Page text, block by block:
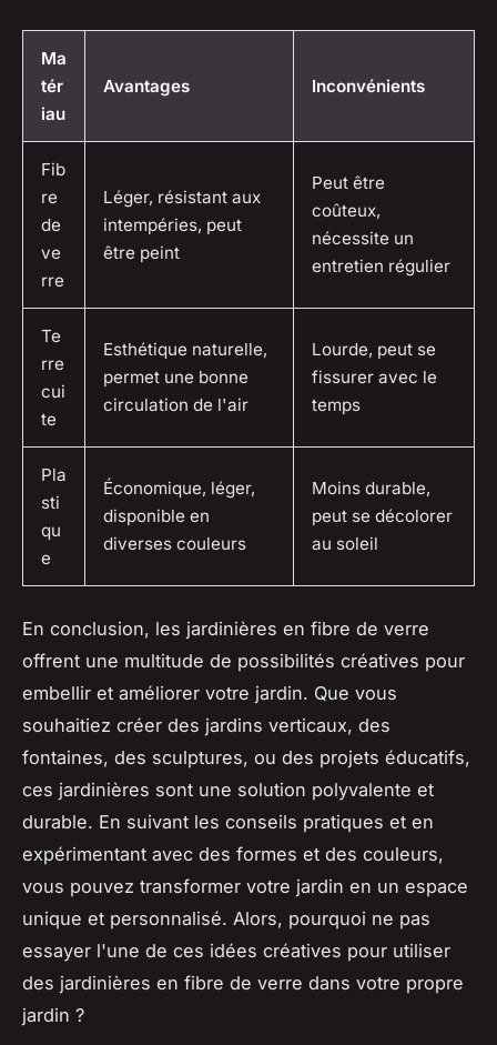
Ma
tér
iau
Avantages Inconvénients
Fib
re
de
ve
rre
Léger, résistant aux
intempéries, peut
être peint
Peut être
coûteux,
nécessite un
entretien régulier
Te
rre
cui
te
Esthétique naturelle,
permet une bonne
circulation de l'air
Lourde, peut se
fissurer avec le
temps
Pla
sti
qu
e
Économique, léger,
disponible en
diverses couleurs
Moins durable,
peut se décolorer
au soleil
En conclusion, les jardinières en fibre de verre
offrent une multitude de possibilités créatives pour
embellir et améliorer votre jardin. Que vous
souhaitiez créer des jardins verticaux, des
fontaines, des sculptures, ou des projets éducatifs,
ces jardinières sont une solution polyvalente et
durable. En suivant les conseils pratiques et en
expérimentant avec des formes et des couleurs,
vous pouvez transformer votre jardin en un espace
unique et personnalisé. Alors, pourquoi ne pas
essayer l'une de ces idées créatives pour utiliser
des jardinières en fibre de verre dans votre propre
jardin ?